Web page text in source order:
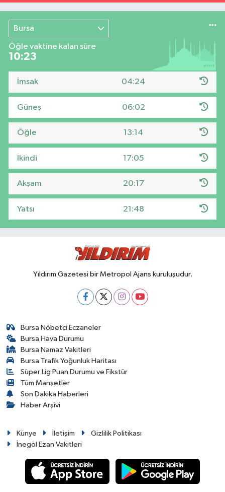
Bursa
Öğle vaktine kalan süre
10:22
İmsak 04:24
Güneş 06:02
Öğle 13:14
İkindi 17:05
Akşam 20:17
Yatsı 21:48
Yıldırım Gazetesi bir Metropol Ajans kuruluşudur.
Bursa Nöbetçi Eczaneler
Bursa Hava Durumu
Bursa Namaz Vakitleri
Bursa Trafik Yoğunluk Haritası
Süper Lig Puan Durumu ve Fikstür
Tüm Manşetler
Son Dakika Haberleri
Haber Arşivi
Künye İletişim
Gizlilik Politikası
İnegöl Ezan Vakitleri